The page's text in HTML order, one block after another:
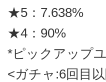
★5：7.638%
★4：90%
*ピックアップ
<ガチャ:6回目